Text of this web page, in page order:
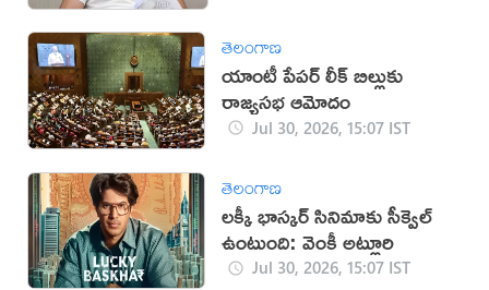
తెలంగాణ
యాంటీ పేపర్ లీక్ బిల్లుకు
రాజ్యసభ ఆమోదం
Jul 30, 2026, 15:07 IST
తెలంగాణ
లక్కీ భాస్కర్ సినిమాకు సీక్వెల్
ఉంటుంది: వెంకీ అట్లూరి
Jul 30, 2026, 15:07 IST